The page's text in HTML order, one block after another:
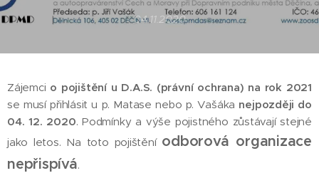
04.11.2020
Zájemci o pojištění u D.A.S. (právní ochrana) na rok 2021
se musí přihlásit u p. Matase nebo p. Vašáka nejpozději do
04. 12. 2020. Podmínky a výše pojistného zůstávají stejné
jako letos. Na toto pojištění odborová organizace
nepřispívá.